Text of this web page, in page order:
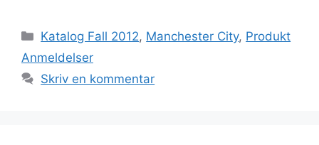
Kategorier
Katalog Fall 2012, Manchester City, Produkt
Anmeldelser
Skriv en kommentar